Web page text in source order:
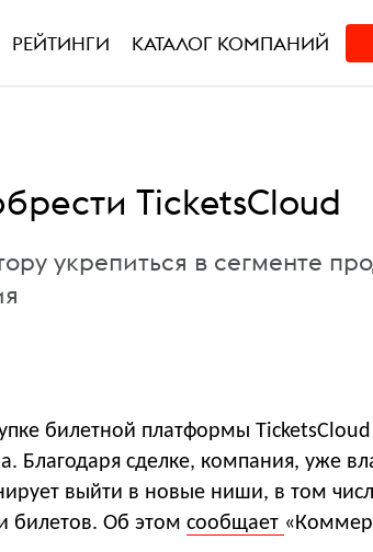
РЕЙТИНГИ КАТАЛОГ КОМПАНИЙ
TicketsCloud
укрепиться в сегменте
билетной платформы TicketsCloud
Благодаря сделке, компания, уже
выйти в новые ниши, в том
билетов. Об этом сообщает